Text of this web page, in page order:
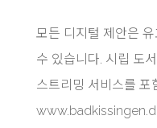
모든 디지털 제안은
수 있습니다. 시립 도
스트리밍 서비스를 포